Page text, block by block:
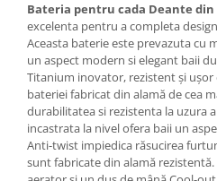
Bateria pentru cada Deante din
excelenta pentru a completa
Aceasta baterie este prevazuta cu
un aspect modern si elegant baii
Titanium inovator, rezistent și
bateriei fabricat din alamă de cea
durabilitatea si rezistenta la uzura
incastrata la nivel ofera baii un
Anti-twist impiedica răsucirea
sunt fabricate din alamă